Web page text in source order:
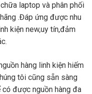
laptop và phân phối
.Đáp ứng được nhu
kiện new,uy tín,đảm
hàng linh kiện hiếm
tôi cũng sẵn sàng
có được nguồn hàng đa